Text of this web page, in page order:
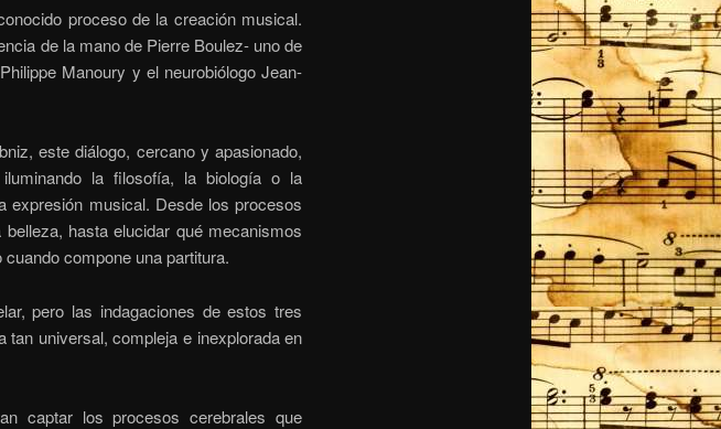
proceso de la creación musical.
de la mano de Pierre Boulez- uno de
Manoury y el neurobiólogo Jean-
este diálogo, cercano y apasionado,
la filosofía, la biología o la
expresión musical. Desde los procesos
hasta elucidar qué mecanismos
compone una partitura.
pero las indagaciones de estos tres
universal, compleja e inexplorada en
captar los procesos cerebrales que